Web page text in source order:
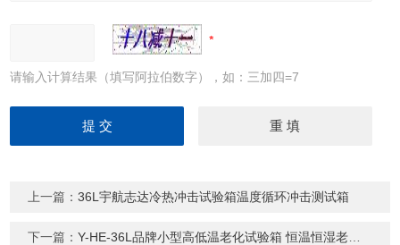
请输入计算结果（填写阿拉伯数字），如：三加四=7
上一篇：36L宇航志达冷热冲击试验箱温度循环冲击测试箱
下一篇：Y-HE-36L品牌小型高低温老化试验箱 恒温恒湿老化箱